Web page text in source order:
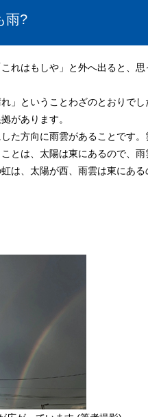
雨?
れはもしや」と外へ出ると、思
」ということわざのとおりでし
があります。
た方向に雨雲があることです。
とは、太陽は東にあるので、雨
は、太陽が西、雨雲は東にある